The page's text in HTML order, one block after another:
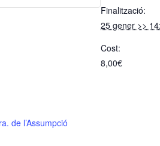
Finalització:
25 gener >>
Cost:
8,00€
de l’Assumpció